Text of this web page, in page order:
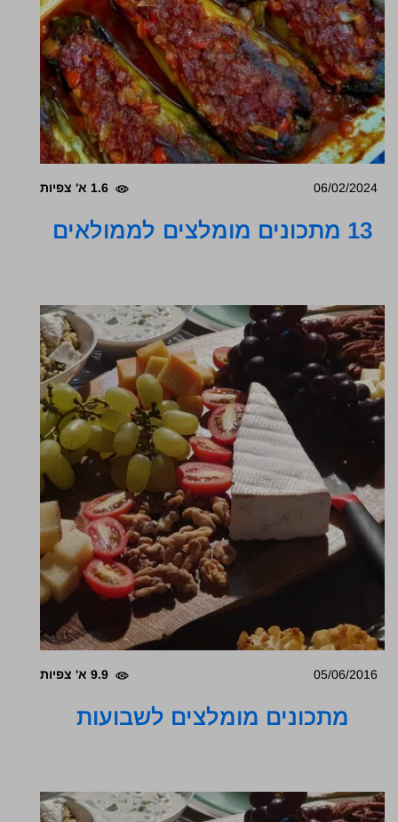
06/02/2024 1.6 א' צפיות
13 מתכונים מומלצים לממולאים
05/06/2016 9.9 א' צפיות
מתכונים מומלצים לשבועות